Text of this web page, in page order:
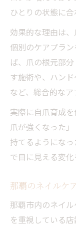
ひとりの状態に合
効果的な理由は
個別のケアプラ
ば、爪の根元部
す施術や、ハン
など、総合的なア
実際に自爪育成
爪が強くなった
持てるようにな
で目に見える変化
那覇のネイルケ
那覇市内のネイ
を重視している